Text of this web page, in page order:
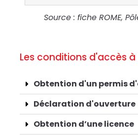
Source : fiche ROME,
Les conditions d'accès
Obtention d'un permis
Déclaration d'ouverture
Obtention d’une licence